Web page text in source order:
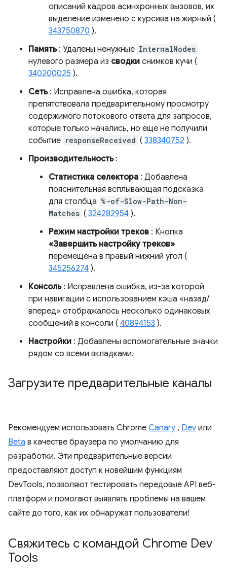
описаний кадров асинхронных вызовов, их
выделение изменено с курсива на жирный (
343750870 ).
Память: Удалены ненужные InternalNodes
нулевого размера из сводки снимков кучи (
340200025 ).
Сеть: Исправлена ​​ошибка, которая
препятствовала предварительному просмотру
содержимого потокового ответа для запросов,
которые только начались, но еще не получили
событие responseReceived ( 338340752 ).
Производительность:
Статистика селектора : Добавлена ​​
пояснительная всплывающая подсказка
для столбца %-of-Slow-Path-Non-
Matches ( 324282954 ).
Режим настройки треков : Кнопка
«Завершить настройку треков»
перемещена в правый нижний угол (
345256274 ).
Консоль: Исправлена ​​ошибка, из-за которой
при навигации с использованием кэша «назад/
вперед» отображалось несколько одинаковых
сообщений в консоли ( 40894153 ).
Настройки : Добавлены вспомогательные значки
рядом со всеми вкладками.
Загрузите предварительные каналы
Рекомендуем использовать Chrome Canary , Dev или
Beta в качестве браузера по умолчанию для
разработки. Эти предварительные версии
предоставляют доступ к новейшим функциям
DevTools, позволяют тестировать передовые API веб-
платформ и помогают выявлять проблемы на вашем
сайте до того, как их обнаружат пользователи!
Свяжитесь с командой Chrome Dev
Tools